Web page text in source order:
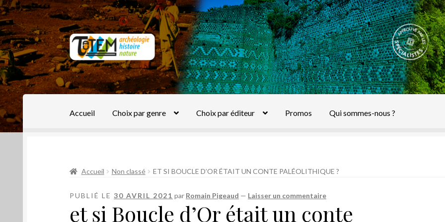
Aller
à
la
navigation
Aller
au
contenu
Accueil Choix par genre Choix par éditeur Promos Qui sommes-nous ?
Accueil Non classé ET SI BOUCLE D’OR ÉTAIT UN CONTE PALÉOLITHIQUE ?
PUBLIÉ LE30 AVRIL 2021 par Romain Pigeaud — Laisser un commentaire
et si Boucle d’Or était un conte